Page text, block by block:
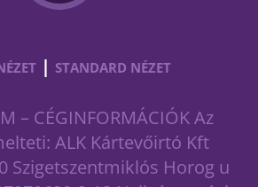
| STANDARD NÉZET
– CÉGINFORMÁCIÓK Az
ALK Kártevőirtó Kft
Szigetszentmiklós Horog u